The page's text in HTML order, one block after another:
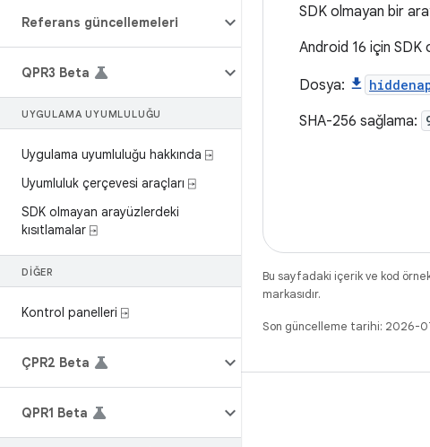
Referans güncellemeleri
QPR3 Beta
UYGULAMA UYUMLULUĞU
Uygulama uyumluluğu hakkında ⍈
Uyumluluk çerçevesi araçları ⍈
SDK olmayan arayüzlerdeki
kısıtlamalar ⍈
DIĞER
Kontrol panelleri ⍈
ÇPR2 Beta
QPR1 Beta
SDK olmayan bir
Android 16 için SDK
Dosya:
SHA-256 sağlama:
Bu sayfadaki içerik ve kod
markasıdır.
Son güncelleme tarihi: 2026-